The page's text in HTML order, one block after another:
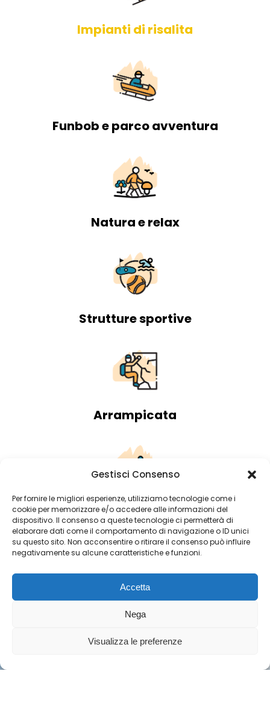
Gestisci Consenso
Per fornire le migliori esperienze, utilizziamo tecnologie come i
cookie per memorizzare e/o accedere alle informazioni del
dispositivo. Il consenso a queste tecnologie ci permetterà di
elaborare dati come il comportamento di navigazione o ID unici
su questo sito. Non acconsentire o ritirare il consenso può influire
negativamente su alcune caratteristiche e funzioni.
Accetta
Nega
Visualizza le preferenze
Impianti di risalita
Funbob e parco avventura
Natura e relax
Strutture sportive
Arrampicata
Attività sui laghi
la montagna... natura,
bellezza, autenticità ... in